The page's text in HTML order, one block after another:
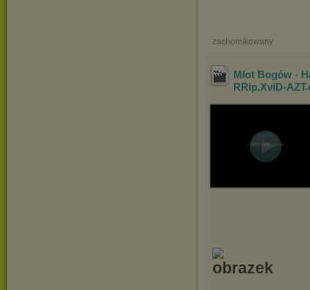
zachomikowany
Młot Bogów -
RRip.XviD-AZT